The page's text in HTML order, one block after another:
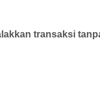
transaksi